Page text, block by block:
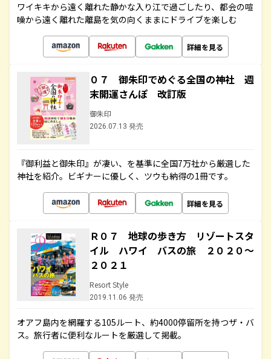
ワイキキから遠く離れた静かな入り江で過ごしたり、都会の喧
噪から遠く離れた離島を気の向くままにドライブを楽しむ
詳細を見る
０７ 御朱印でめぐる全国の神社 週
末開運さんぽ 改訂版
御朱印
2026.07.13 発売
『御利益と御朱印』が凄い、を基準に全国7万社から厳選した
神社を紹介。ビギナーに優しく、ツウも納得の1冊です。
詳細を見る
Ｒ０７ 地球の歩き方 リゾートスタ
イル ハワイ バスの旅 ２０２０～
２０２１
Resort Style
2019.11.06 発売
オアフ島内を網羅する105ルート、約4000停留所を持つザ・バ
ス。旅行者に便利なルートを厳選して掲載。